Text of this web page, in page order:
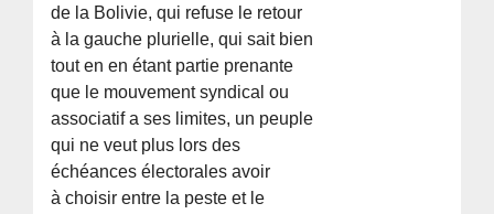
de la Bolivie, qui refuse le retour
à la gauche plurielle, qui sait bien
tout en en étant partie prenante
que le mouvement syndical ou
associatif a ses limites, un peuple
qui ne veut plus lors des
échéances électorales avoir
à choisir entre la peste et le